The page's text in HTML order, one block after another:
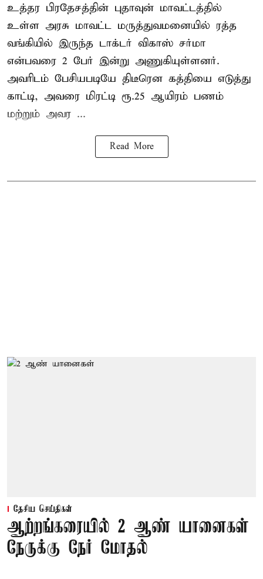
உத்தர பிரதேசத்தின் புதாவுன் மாவட்டத்தில்
உள்ள அரசு மாவட்ட மருத்துவமனையில் ரத்த
வங்கியில் இருந்த டாக்டர் விகாஸ் சர்மா
என்பவரை 2 பேர் இன்று அணுகியுள்ளனர்.
அவரிடம் பேசியபடியே திடீரென கத்தியை எடுத்து
காட்டி, அவரை மிரட்டி ரூ.25 ஆயிரம் பணம்
மற்றும் அவர ...
Read More
தேசிய செய்திகள்
ஆற்றங்கரையில் 2 ஆண் யானைகள்
நேருக்கு நேர் மோதல்